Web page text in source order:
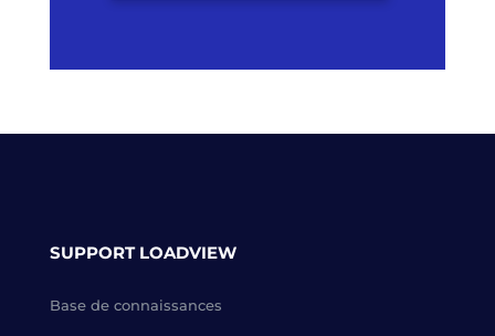
SUPPORT LOADVIEW
Base de connaissances